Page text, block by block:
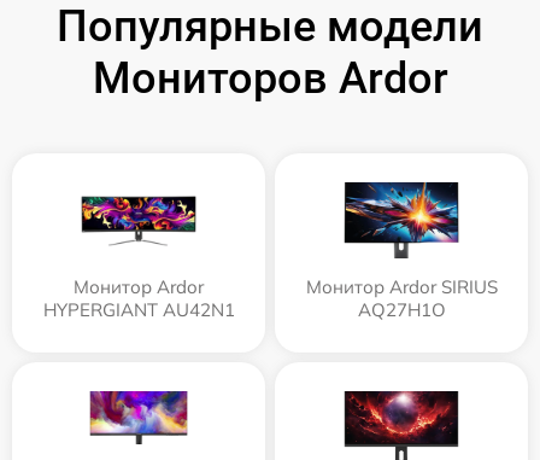
Популярные модели
Мониторов Ardor
Монитор Ardor
HYPERGIANT AU42N1
Монитор Ardor SIRIUS
AQ27H1O